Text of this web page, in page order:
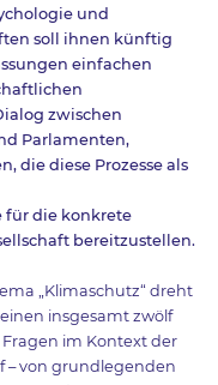
und
soll ihnen künftig
einfachen
zwischen
Parlamenten,
die diese Prozesse als
für die konkrete
bereitzustellen.
„Klimaschutz“ dreht
insgesamt zwölf
im Kontext der
– von grundlegenden